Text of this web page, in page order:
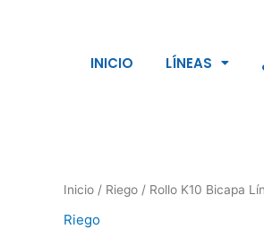
INICIO LÍNEAS
Inicio/ Riego/ Rollo K10 Bicapa
Riego